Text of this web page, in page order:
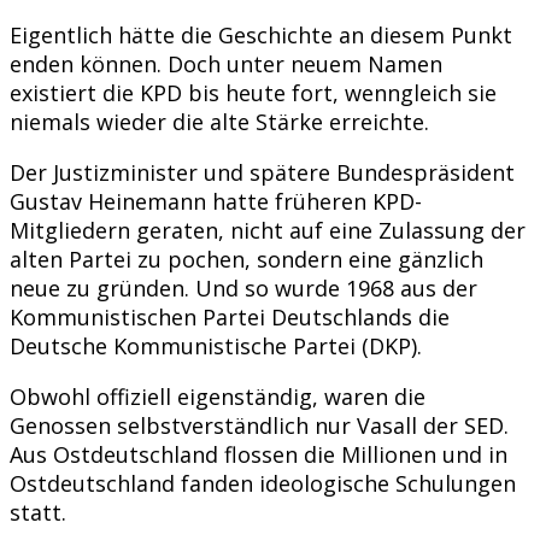
Eigentlich hätte die Geschichte an diesem Punkt
enden können. Doch unter neuem Namen
existiert die KPD bis heute fort, wenngleich sie
niemals wieder die alte Stärke erreichte.
Der Justizminister und spätere Bundespräsident
Gustav Heinemann hatte früheren KPD-
Mitgliedern geraten, nicht auf eine Zulassung der
alten Partei zu pochen, sondern eine gänzlich
neue zu gründen. Und so wurde 1968 aus der
Kommunistischen Partei Deutschlands die
Deutsche Kommunistische Partei (DKP).
Obwohl offiziell eigenständig, waren die
Genossen selbstverständlich nur Vasall der SED.
Aus Ostdeutschland flossen die Millionen und in
Ostdeutschland fanden ideologische Schulungen
statt.